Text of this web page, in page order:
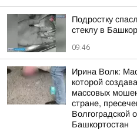
Подростку
стеклу в
09:46
Ирина Волк:
которой
массовых
стране,
Волгоградской
Башкортостан